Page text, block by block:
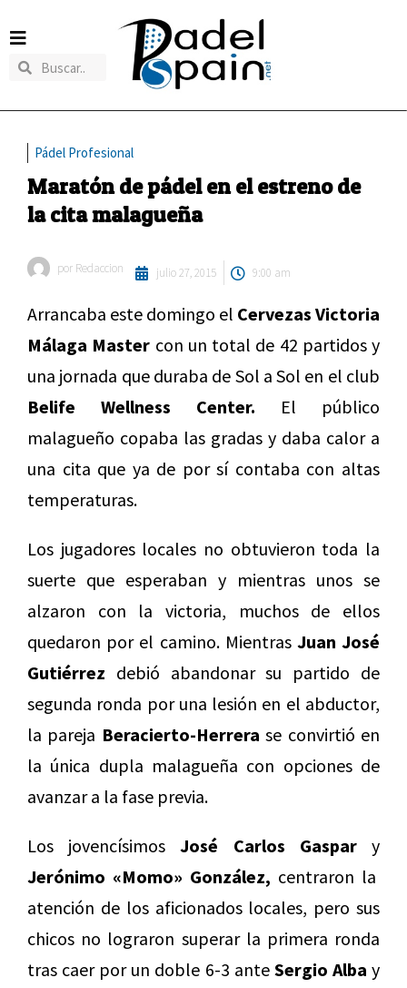
Pádel Profesional
Maratón de pádel en el estreno de
la cita malagueña
por Redaccion julio 27, 2015 9:00 am
Arrancaba este domingo el Cervezas Victoria
Málaga Master con un total de 42 partidos y
una jornada que duraba de Sol a Sol en el club
Belife Wellness Center. El público
malagueño copaba las gradas y daba calor a
una cita que ya de por sí contaba con altas
temperaturas.
Los jugadores locales no obtuvieron toda la
suerte que esperaban y mientras unos se
alzaron con la victoria, muchos de ellos
quedaron por el camino. Mientras Juan José
Gutiérrez debió abandonar su partido de
segunda ronda por una lesión en el abductor,
la pareja Beracierto-Herrera se convirtió en
la única dupla malagueña con opciones de
avanzar a la fase previa.
Los jovencísimosJosé Carlos Gaspary
Jerónimo «Momo» González, centraron la
atención de los aficionados locales, pero sus
chicos no lograron superar la primera ronda
tras caer por un doble 6-3 ante Sergio Alba y